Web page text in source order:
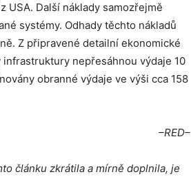
USA. Další náklady samozřejmě
systémy. Odhady těchto nákladů
Z připravené detailní ekonomické
nepřesáhnou výdaje 10
obranné výdaje ve výši cca 158
–RED–
článku zkrátila a mírně doplnila, je